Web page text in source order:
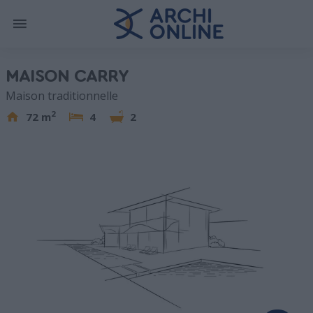
MAISON CARRY
Maison traditionnelle
72 m2 4 2